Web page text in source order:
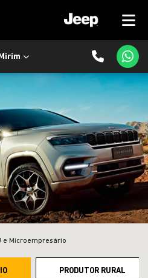
e Microempresário
PRODUTOR RURAL